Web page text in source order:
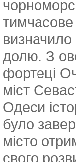
долю. З
фортеці
міст
Одеси
було
місто
свого